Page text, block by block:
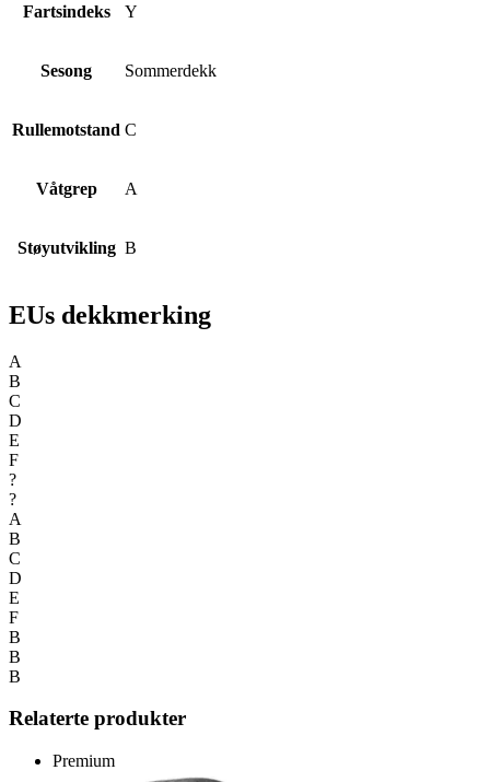
Fartsindeks Y
Sesong Sommerdekk
Rullemotstand C
Våtgrep A
Støyutvikling B
EUs dekkmerking
A
B
C
D
E
F
?
?
A
B
C
D
E
F
B
B
B
Relaterte produkter
Premium